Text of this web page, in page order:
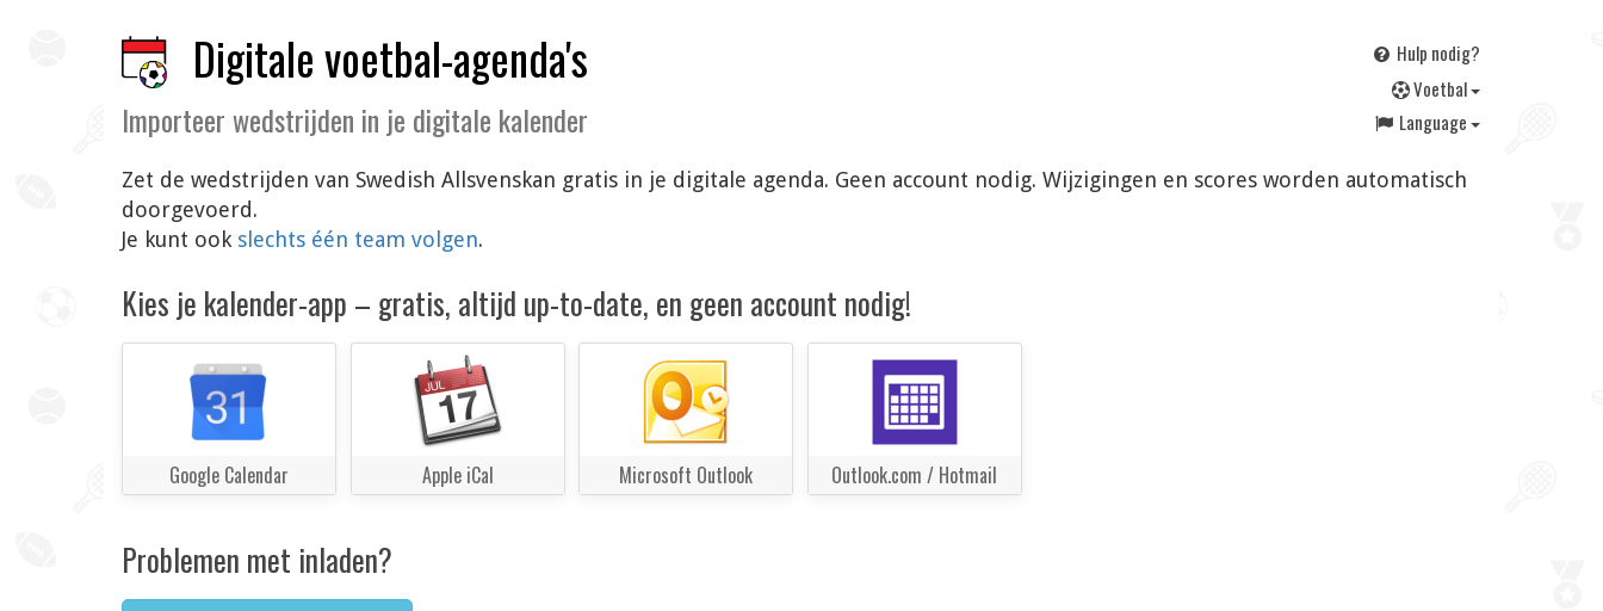
Digitale voetbal-agenda's
Importeer wedstrijden in je digitale kalender
Hulp nodig?
Voetbal
Language
Zet de wedstrijden van Swedish Allsvenskan gratis in je digitale agenda. Geen account nodig. Wijzigingen en scores worden automatisch
doorgevoerd.
Je kunt ook slechts één team volgen.
Kies je kalender-app – gratis, altijd up-to-date, en geen account nodig!
Google Calendar Apple iCal Microsoft Outlook Outlook.com / Hotmail
Problemen met inladen?